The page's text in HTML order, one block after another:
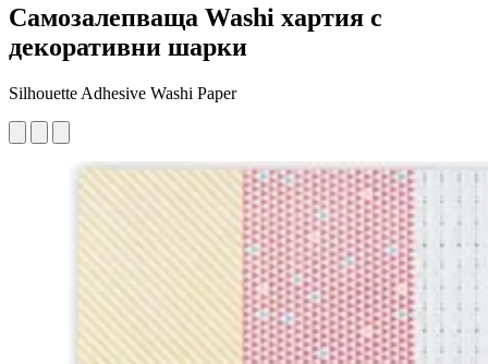
Самозалепваща Washi хартия с
декоративни шарки
Silhouette Adhesive Washi Paper